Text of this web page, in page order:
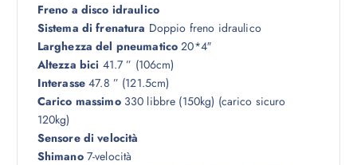
Freno a disco idraulico
Sistema di frenatura Doppio freno idraulico
Larghezza del pneumatico 20*4″
Altezza bici 41.7 ” (106cm)
Interasse 47.8 ” (121.5cm)
Carico massimo330 libbre (150kg) (carico sicuro
120kg)
Sensore di velocità
Shimano7-velocità